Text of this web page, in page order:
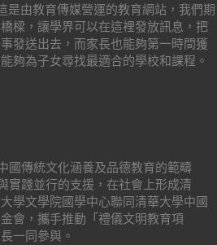
是由教育傳媒營運的教育網站，我們期
樑，讓學界可以在這裡發放訊息，把
發送出去，而家長也能夠第一時間獲
夠為子女尋找最適合的學校和課程。
國傳統文化涵養及品德教育的範疇
實踐並行的支援，在社會上形成清
學文學院國學中心聯同清華大學中國
會，攜手推動「禮儀文明教育項
一同參與。